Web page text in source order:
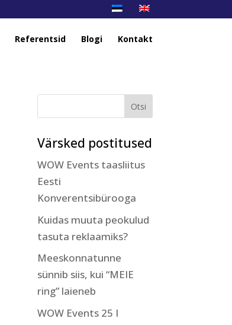
Referentsid Blogi Kontakt
Värsked postitused
WOW Events taasliitus
Eesti
Konverentsibürooga
Kuidas muuta peokulud
tasuta reklaamiks?
Meeskonnatunne
sünnib siis, kui “MEIE
ring” laieneb
WOW Events 25 I